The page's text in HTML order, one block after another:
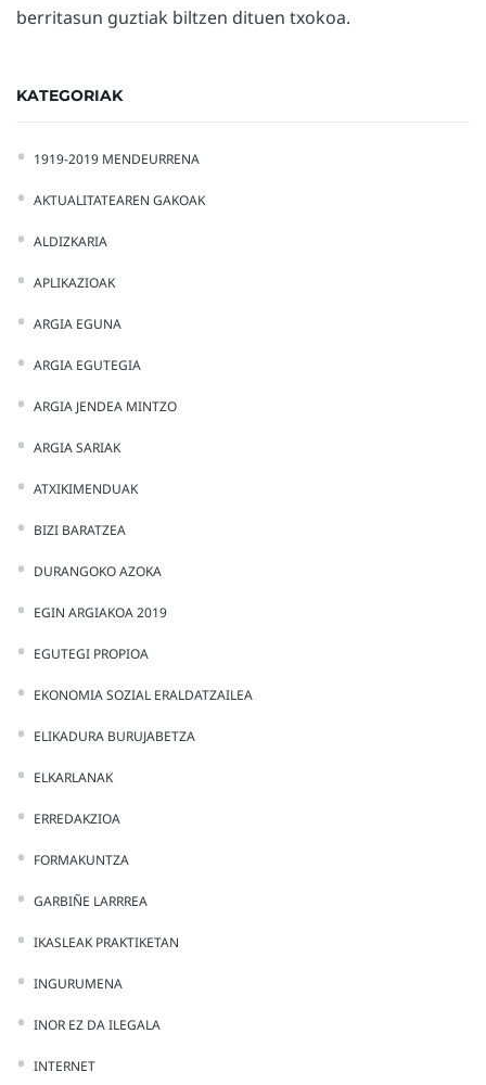
berritasun guztiak biltzen dituen txokoa.
KATEGORIAK
1919-2019 MENDEURRENA
AKTUALITATEAREN GAKOAK
ALDIZKARIA
APLIKAZIOAK
ARGIA EGUNA
ARGIA EGUTEGIA
ARGIA JENDEA MINTZO
ARGIA SARIAK
ATXIKIMENDUAK
BIZI BARATZEA
DURANGOKO AZOKA
EGIN ARGIAKOA 2019
EGUTEGI PROPIOA
EKONOMIA SOZIAL ERALDATZAILEA
ELIKADURA BURUJABETZA
ELKARLANAK
ERREDAKZIOA
FORMAKUNTZA
GARBIÑE LARRREA
IKASLEAK PRAKTIKETAN
INGURUMENA
INOR EZ DA ILEGALA
INTERNET